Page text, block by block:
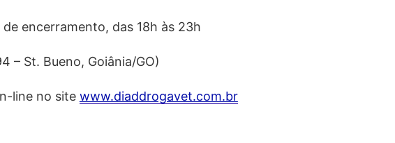
encerramento, das 18h às 23h
– St. Bueno, Goiânia/GO)
line no site www.diaddrogavet.com.br